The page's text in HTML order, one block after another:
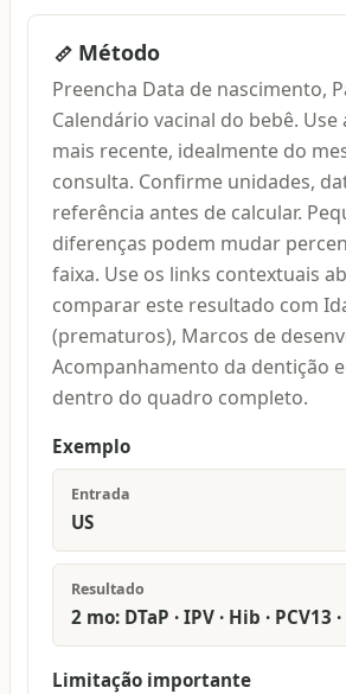
Método
Preencha Data de nascimento,
Calendário vacinal do bebê. Use
mais recente, idealmente do
consulta. Confirme unidades,
referência antes de calcular.
diferenças podem mudar
faixa. Use os links contextuais
comparar este resultado com
(prematuros), Marcos de
Acompanhamento da dentição
dentro do quadro completo.
Exemplo
Entrada
US
Resultado
2 mo: DTaP · IPV · Hib · PCV13 ·
Limitação importante